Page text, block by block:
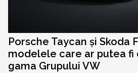
Porsche Taycan și Skoda
modelele care ar putea fi
gama Grupului VW